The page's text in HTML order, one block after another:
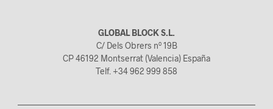
GLOBAL BLOCK S.L.
C/ Dels Obrers nº 19B
CP 46192 Montserrat (Valencia) España
Telf. +34 962 999 858